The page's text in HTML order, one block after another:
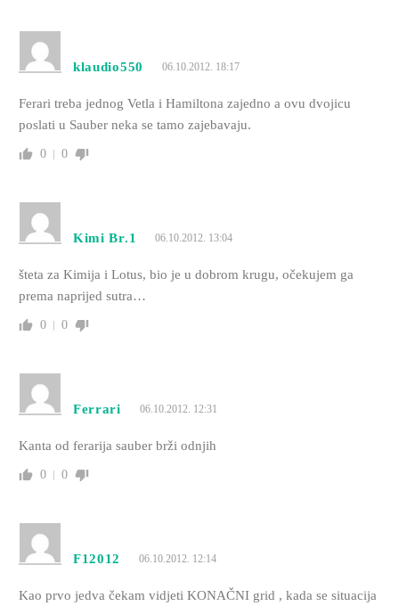
klaudio550 06.10.2012. 18:17
Ferari treba jednog Vetla i Hamiltona zajedno a ovu dvojicu
poslati u Sauber neka se tamo zajebavaju.
0 0
Kimi Br.1 06.10.2012. 13:04
šteta za Kimija i Lotus, bio je u dobrom krugu, očekujem ga
prema naprijed sutra…
0 0
Ferrari 06.10.2012. 12:31
Kanta od ferarija sauber brži odnjih
0 0
F12012 06.10.2012. 12:14
Kao prvo jedva čekam vidjeti KONAČNI grid , kada se situacija